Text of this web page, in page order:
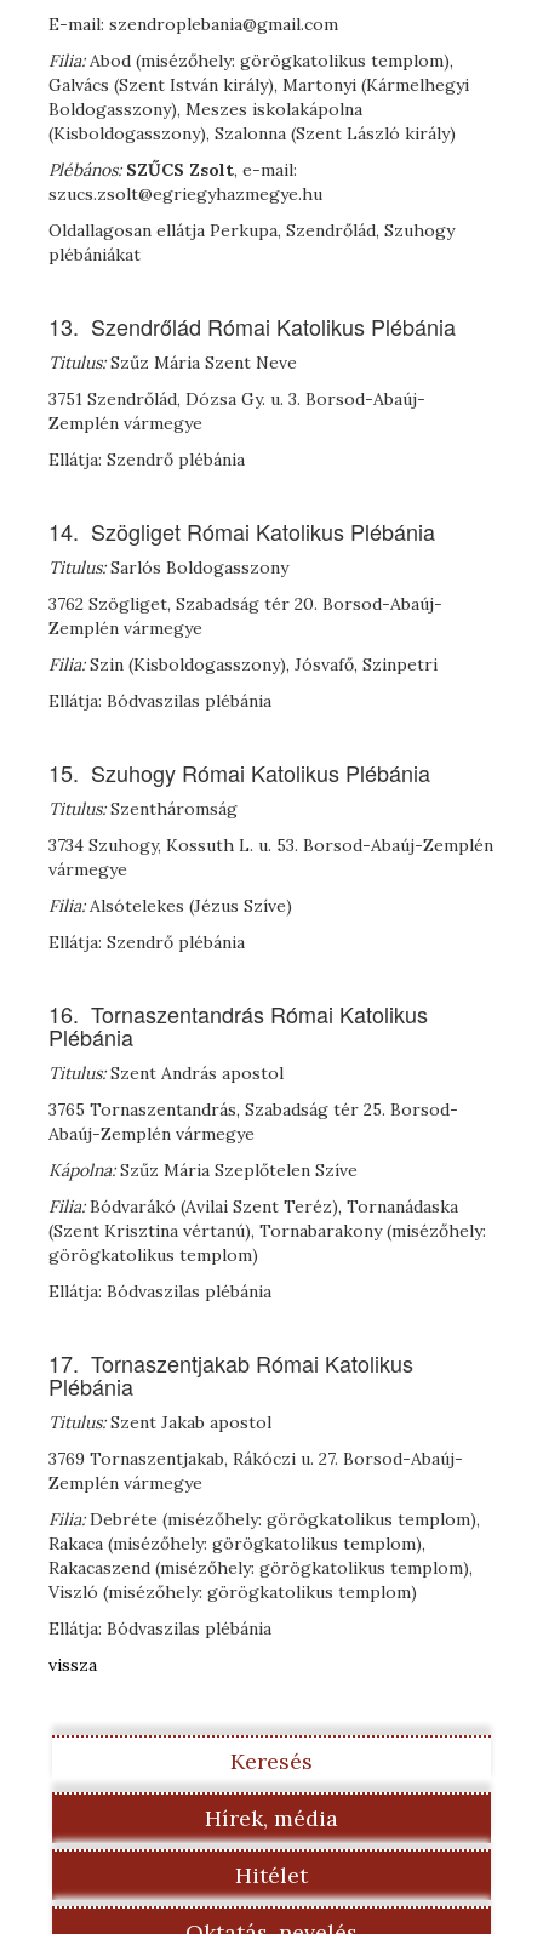
E-mail: szendroplebania@gmail.com
Filia:Abod (misézőhely: görögkatolikus templom),
Galvács (Szent István király), Martonyi (Kármelhegyi
Boldogasszony), Meszes iskolakápolna
(Kisboldogasszony), Szalonna (Szent László király)
Plébános: SZŰCS Zsolt, e-mail:
szucs.zsolt@egriegyhazmegye.hu
Oldallagosan ellátja Perkupa, Szendrőlád, Szuhogy
plébániákat
13. Szendrőlád Római Katolikus Plébánia
Titulus:Szűz Mária Szent Neve
3751 Szendrőlád, Dózsa Gy. u. 3. Borsod-Abaúj-
Zemplén vármegye
Ellátja: Szendrő plébánia
14. Szögliget Római Katolikus Plébánia
Titulus:Sarlós Boldogasszony
3762 Szögliget, Szabadság tér 20. Borsod-Abaúj-
Zemplén vármegye
Filia:Szin (Kisboldogasszony), Jósvafő, Szinpetri
Ellátja: Bódvaszilas plébánia
15. Szuhogy Római Katolikus Plébánia
Titulus: Szentháromság
3734 Szuhogy, Kossuth L. u. 53. Borsod-Abaúj-Zemplén
vármegye
Filia:Alsótelekes (Jézus Szíve)
Ellátja: Szendrő plébánia
16. Tornaszentandrás Római Katolikus
Plébánia
Titulus:Szent András apostol
3765 Tornaszentandrás, Szabadság tér 25. Borsod-
Abaúj-Zemplén vármegye
Kápolna:Szűz Mária Szeplőtelen Szíve
Filia:Bódvarákó (Avilai Szent Teréz), Tornanádaska
(Szent Krisztina vértanú), Tornabarakony (misézőhely:
görögkatolikus templom)
Ellátja: Bódvaszilas plébánia
17. Tornaszentjakab Római Katolikus
Plébánia
Titulus: Szent Jakab apostol
3769 Tornaszentjakab, Rákóczi u. 27. Borsod-Abaúj-
Zemplén vármegye
Filia:Debréte (misézőhely: görögkatolikus templom),
Rakaca (misézőhely: görögkatolikus templom),
Rakacaszend (misézőhely: görögkatolikus templom),
Viszló (misézőhely: görögkatolikus templom)
Ellátja: Bódvaszilas plébánia
vissza
Keresés
Hírek, média
Hitélet